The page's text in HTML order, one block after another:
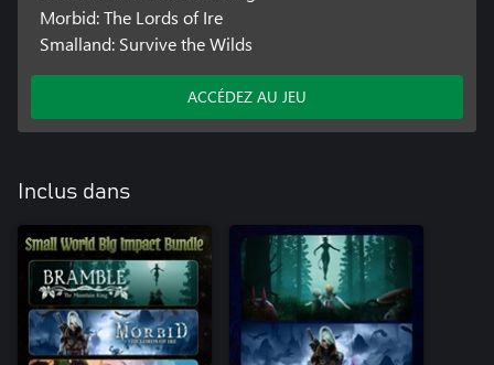
Morbid: The Lords of Ire
Smalland: Survive the Wilds
ACCÉDEZ AU JEU
Inclus dans